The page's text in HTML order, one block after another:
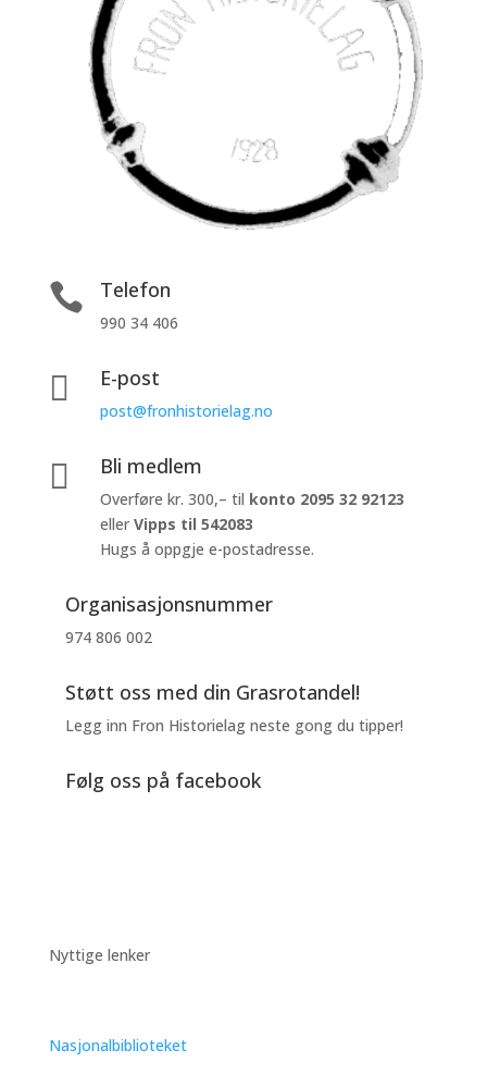
 Telefon
990 34 406
 E-post
post@fronhistorielag.no
 Bli medlem
Overføre kr. 300,– til konto 2095 32 92123
eller Vipps til 542083
Hugs å oppgje e-postadresse.
Organisasjonsnummer
974 806 002
Støtt oss med din Grasrotandel!
Legg inn Fron Historielag neste gong du tipper!
Følg oss på facebook
Nyttige lenker
Nasjonalbiblioteket